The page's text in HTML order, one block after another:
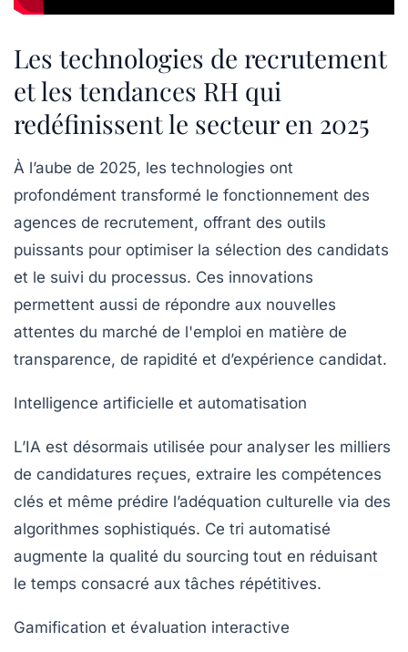
Les technologies de recrutement
et les tendances RH qui
redéfinissent le secteur en 2025
À l’aube de 2025, les technologies ont
profondément transformé le fonctionnement des
agences de recrutement, offrant des outils
puissants pour optimiser la sélection des candidats
et le suivi du processus. Ces innovations
permettent aussi de répondre aux nouvelles
attentes du marché de l'emploi en matière de
transparence, de rapidité et d’expérience candidat.
Intelligence artificielle et automatisation
L’IA est désormais utilisée pour analyser les milliers
de candidatures reçues, extraire les compétences
clés et même prédire l’adéquation culturelle via des
algorithmes sophistiqués. Ce tri automatisé
augmente la qualité du sourcing tout en réduisant
le temps consacré aux tâches répétitives.
Gamification et évaluation interactive